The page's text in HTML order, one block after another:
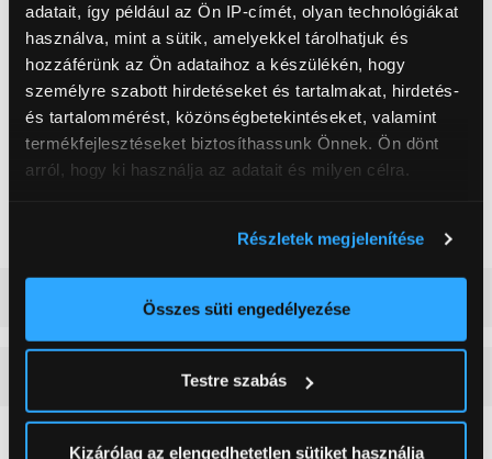
adatait, így például az Ön IP-címét, olyan technológiákat
használva, mint a sütik, amelyekkel tárolhatjuk és
hozzáférünk az Ön adataihoz a készülékén, hogy
személyre szabott hirdetéseket és tartalmakat, hirdetés-
és tartalommérést, közönségbetekintéseket, valamint
termékfejlesztéseket biztosíthassunk Önnek. Ön dönt
arról, hogy ki használja az adatait és milyen célra.
elhelyezkedéséről pár méteres pontossággal
Az Ön készülékén beazonosítása annak konkrét
módjairól és adja meg preferenciáit aRészletek
pontban. Bármikor módosíthatja vagy visszavonhatja a
Sütinyilatkozathoz való hozzájárulását.
Részletek megjelenítése
Összes süti engedélyezése
Testre szabás
Kizárólag az elengedhetetlen sütiket használja
Porszívó típus
Álló porszívó
Maximális működési idő
(használattól függően)
50 perc
Súly
5 000 g
Nedves tisztítás
Igen
Részletes ismertető
(0)